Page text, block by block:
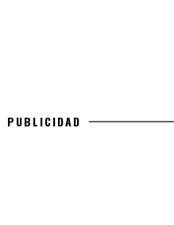
PUBLICIDAD